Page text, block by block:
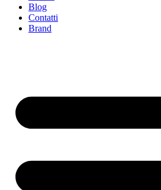
Blog
Contatti
Brand